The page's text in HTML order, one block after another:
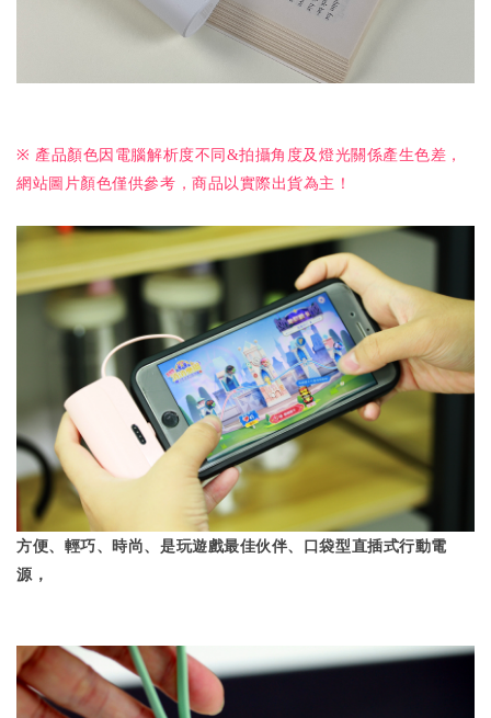
※ 產品顏色因電腦解析度不同&拍攝角度及燈光關係產生色差，
網站圖片顏色僅供參考，商品以實際出貨為主！
方便、輕巧、時尚、是玩遊戲最佳伙伴、口袋型直插式行動電
源，